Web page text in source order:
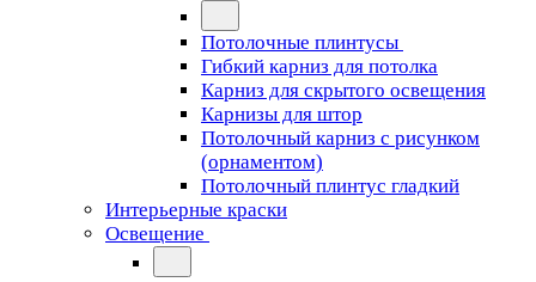
Потолочные плинтусы
Гибкий карниз для потолка
Карниз для скрытого освещения
Карнизы для штор
Потолочный карниз с рисунком
(орнаментом)
Потолочный плинтус гладкий
Интерьерные краски
Освещение